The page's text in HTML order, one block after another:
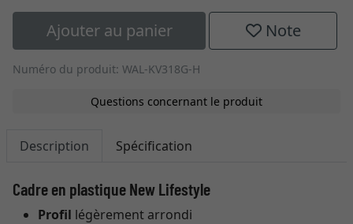
Ajouter au panier Note
Numéro du produit: WAL-KV318G-H
Questions concernant le produit
Description Spécification
Cadre en plastique New Lifestyle
Profil légèrement arrondi